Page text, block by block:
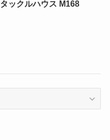
タックルハウス M168